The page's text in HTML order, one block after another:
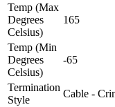
Temp (Max
Degrees
Celsius)
165
Temp (Min
Degrees
Celsius)
-65
Termination
Style
Cable -